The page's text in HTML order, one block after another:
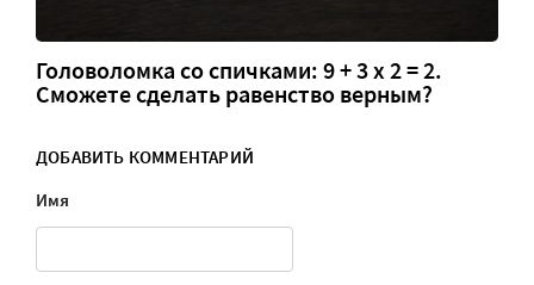
Головоломка со спичками: 9 + 3 х 2 = 2.
Сможете сделать равенство верным?
ДОБАВИТЬ КОММЕНТАРИЙ
Имя